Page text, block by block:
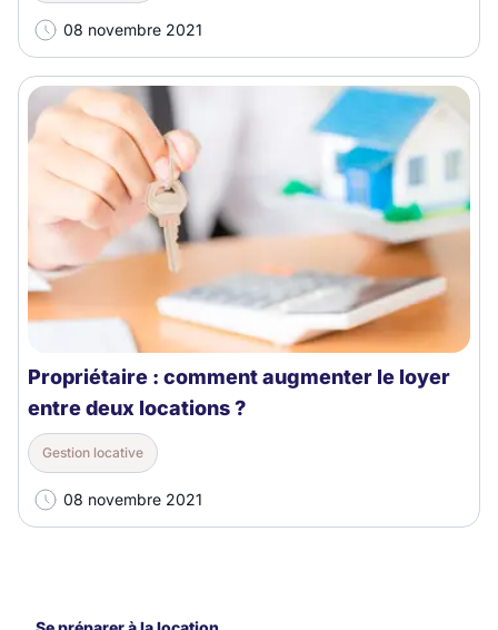
08 novembre 2021
Propriétaire : comment augmenter le loyer
entre deux locations ?
Gestion locative
08 novembre 2021